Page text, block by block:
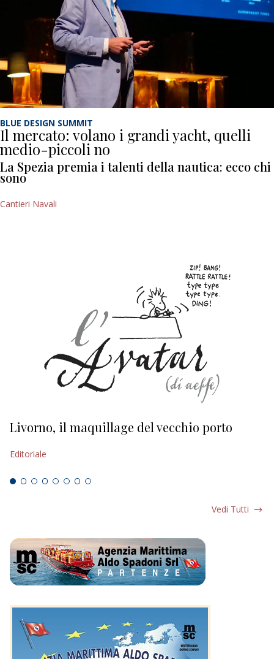
BLUE DESIGN SUMMIT
Il mercato: volano i grandi yacht, quelli
medio-piccoli no
La Spezia premia i talenti della nautica: ecco chi
sono
Cantieri Navali
Livorno, il maquillage del vecchio porto
Editoriale
Vedi Tutti